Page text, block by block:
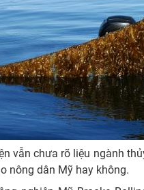
vẫn chưa rõ liệu ngành
nông dân Mỹ hay không.